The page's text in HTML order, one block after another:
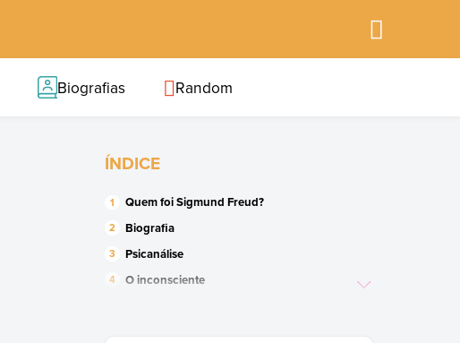
Biografias Random
ÍNDICE
Quem foi Sigmund Freud?
Biografia
Psicanálise
O inconsciente